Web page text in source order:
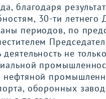
благодаря
30-ти
периодов, по
деятельность не
нефтяной
оборонных